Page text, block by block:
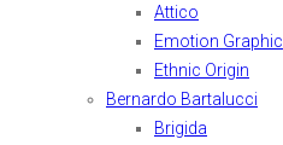
Attico
Emotion Graphic
Ethnic Origin
Bernardo Bartalucci
Brigida